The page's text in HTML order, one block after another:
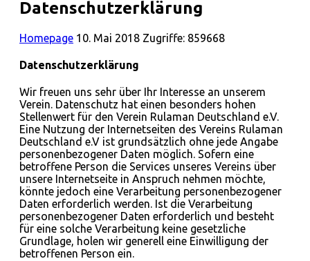
Datenschutzerklärung
Homepage 10. Mai 2018 Zugriffe: 859668
Datenschutzerklärung
Wir freuen uns sehr über Ihr Interesse an unserem
Verein. Datenschutz hat einen besonders hohen
Stellenwert für den Verein Rulaman Deutschland e.V.
Eine Nutzung der Internetseiten des Vereins Rulaman
Deutschland e.V ist grundsätzlich ohne jede Angabe
personenbezogener Daten möglich. Sofern eine
betroffene Person die Services unseres Vereins über
unsere Internetseite in Anspruch nehmen möchte,
könnte jedoch eine Verarbeitung personenbezogener
Daten erforderlich werden. Ist die Verarbeitung
personenbezogener Daten erforderlich und besteht
für eine solche Verarbeitung keine gesetzliche
Grundlage, holen wir generell eine Einwilligung der
betroffenen Person ein.